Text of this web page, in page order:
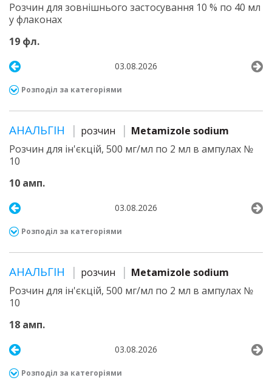
Розчин для зовнішнього застосування 10 % по 40 мл
у флаконах
19 фл.
03.08.2026
Розподіл за категоріями
АНАЛЬГІН розчин
Metamizole sodium
Розчин для ін'єкцій, 500 мг/мл по 2 мл в ампулах №
10
10 амп.
03.08.2026
Розподіл за категоріями
АНАЛЬГІН розчин
Metamizole sodium
Розчин для ін'єкцій, 500 мг/мл по 2 мл в ампулах №
10
18 амп.
03.08.2026
Розподіл за категоріями